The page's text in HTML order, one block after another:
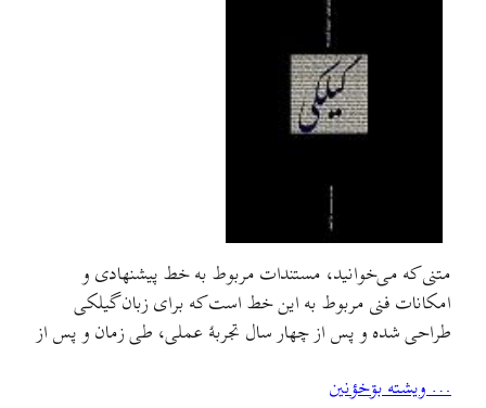
متنی که می‌خوانید، مستندات مربوط به خط پیشنهادی و
امکانات فنی مربوط به این خط است که برای زبان گیلکی
طراحی شده و پس از چهار سال تجربهٔ عملی، طی زمان و پس از
ضعفهای آن مشخص و برطرف شده و یا پیشنهاداتی به…
… ويشته بۊخؤنين